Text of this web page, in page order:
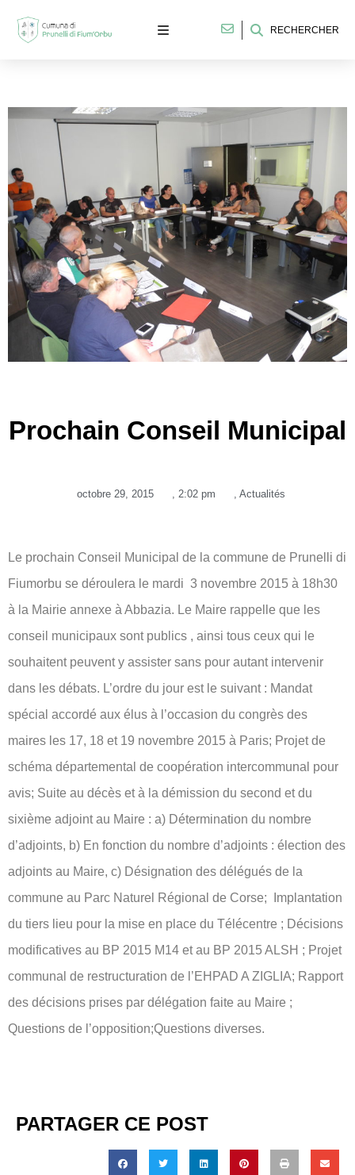
RECHERCHER
Prochain Conseil Municipal
octobre 29, 2015 , 2:02 pm , Actualités
Le prochain Conseil Municipal de la commune de Prunelli di
Fiumorbu se déroulera le mardi 3 novembre 2015 à 18h30
à la Mairie annexe à Abbazia. Le Maire rappelle que les
conseil municipaux sont publics , ainsi tous ceux qui le
souhaitent peuvent y assister sans pour autant intervenir
dans les débats. L’ordre du jour est le suivant : Mandat
spécial accordé aux élus à l’occasion du congrès des
maires les 17, 18 et 19 novembre 2015 à Paris; Projet de
schéma départemental de coopération intercommunal pour
avis; Suite au décès et à la démission du second et du
sixième adjoint au Maire : a) Détermination du nombre
d’adjoints, b) En fonction du nombre d’adjoints : élection des
adjoints au Maire, c) Désignation des délégués de la
commune au Parc Naturel Régional de Corse; Implantation
du tiers lieu pour la mise en place du Télécentre ; Décisions
modificatives au BP 2015 M14 et au BP 2015 ALSH ; Projet
communal de restructuration de l’EHPAD A ZIGLIA; Rapport
des décisions prises par délégation faite au Maire ;
Questions de l’opposition;Questions diverses.
PARTAGER CE POST